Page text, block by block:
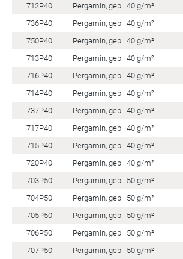
712P40
Pergamin, gebl. 40 g/m²
736P40
Pergamin, gebl. 40 g/m²
750P40
Pergamin, gebl. 40 g/m²
713P40
Pergamin, gebl. 40 g/m²
716P40
Pergamin, gebl. 40 g/m²
714P40
Pergamin, gebl. 40 g/m²
737P40
Pergamin, gebl. 40 g/m²
717P40
Pergamin, gebl. 40 g/m²
715P40
Pergamin, gebl. 40 g/m²
720P40
Pergamin, gebl. 40 g/m²
703P50
Pergamin, gebl. 50 g/m²
704P50
Pergamin, gebl. 50 g/m²
705P50
Pergamin, gebl. 50 g/m²
706P50
Pergamin, gebl. 50 g/m²
707P50
Pergamin, gebl. 50 g/m²